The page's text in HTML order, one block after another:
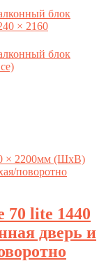
блок
× 2160
блок
lite 1440
дверь и